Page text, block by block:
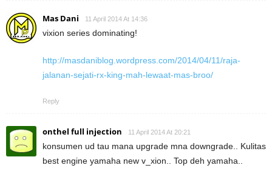
Mas Dani 11 April 2014 At 14:36
vixion series dominating!
http://masdaniblog.wordpress.com/2014/04/11/raja-
jalanan-sejati-rx-king-mah-lewaat-mas-broo/
Reply
onthel full injection 11 April 2014 At 20:21
konsumen ud tau mana upgrade mna downgrade.. Kulitas
best engine yamaha new v_xion.. Top deh yamaha..